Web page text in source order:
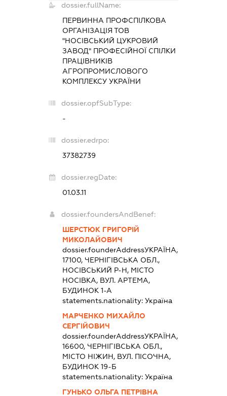
dossier.fullName:
ПЕРВИННА ПРОФСПІЛКОВА
ОРГАНІЗАЦІЯ ТОВ
"НОСІВСЬКИЙ ЦУКРОВИЙ
ЗАВОД" ПРОФЕСІЙНОЇ СПІЛКИ
ПРАЦІВНИКІВ
АГРОПРОМИСЛОВОГО
КОМПЛЕКСУ УКРАЇНИ
dossier.opfSubType:
-
dossier.edrpo:
37382739
dossier.regDate:
01.03.11
dossier.foundersAndBenef:
ШЕРСТЮК ГРИГОРІЙ
МИКОЛАЙОВИЧ
dossier.founderAddressУКРАЇНА,
17100, ЧЕРНІГІВСЬКА ОБЛ.,
НОСІВСЬКИЙ Р-Н, МІСТО
НОСІВКА, ВУЛ. АРТЕМА,
БУДИНОК 1-А
statements.nationality: Україна
МАРЧЕНКО МИХАЙЛО
СЕРГІЙОВИЧ
dossier.founderAddressУКРАЇНА,
16600, ЧЕРНІГІВСЬКА ОБЛ.,
МІСТО НІЖИН, ВУЛ. ПІСОЧНА,
БУДИНОК 19-Б
statements.nationality: Україна
ГУНЬКО ОЛЬГА ПЕТРІВНА